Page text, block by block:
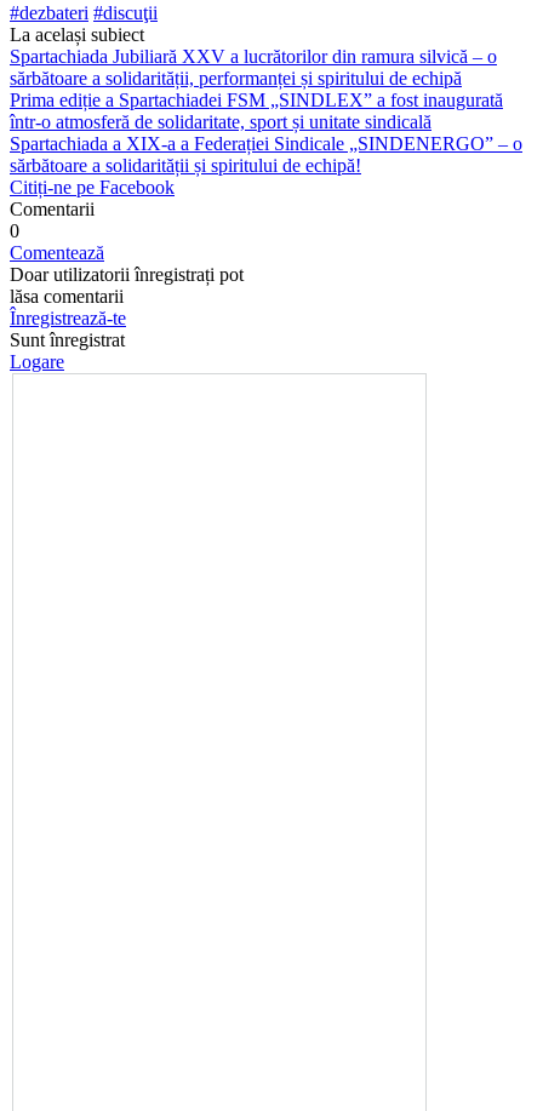
#dezbateri #discuţii
La același subiect
Spartachiada Jubiliară XXV a lucrătorilor din ramura silvică – o
sărbătoare a solidarității, performanței și spiritului de echipă
Prima ediție a Spartachiadei FSM „SINDLEX” a fost inaugurată
într-o atmosferă de solidaritate, sport și unitate sindicală
Spartachiada a XIX-a a Federației Sindicale „SINDENERGO” – o
sărbătoare a solidarității și spiritului de echipă!
Citiți-ne pe Facebook
Comentarii
0
Comentează
Doar utilizatorii înregistrați pot
lăsa comentarii
Înregistrează-te
Sunt înregistrat
Logare